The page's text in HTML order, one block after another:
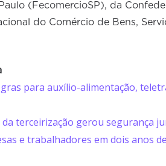
(FecomercioSP), da
do Comércio de Bens,
para auxílio-alimentação,
terceirização gerou segurança
e trabalhadores em dois anos